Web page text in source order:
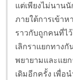
แต่เพียงไม่นานนั
ภายใต้การเข้าห
ราวกับถูกคนที่ไ
เลิกราแยกทาง
พยายามและแย
เดิมอีกครั้ง เพื่อ